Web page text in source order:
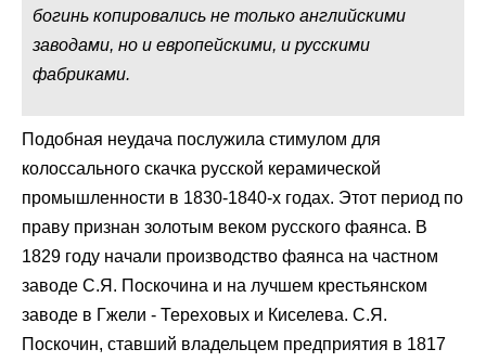
богинь копировались не только английскими
заводами, но и европейскими, и русскими
фабриками.
Подобная неудача послужила стимулом для
колоссального скачка русской керамической
промышленности в 1830-1840-х годах. Этот период по
праву признан золотым веком русского фаянса. В
1829 году начали производство фаянса на частном
заводе С.Я. Поскочина и на лучшем крестьянском
заводе в Гжели - Тереховых и Киселева. С.Я.
Поскочин, ставший владельцем предприятия в 1817